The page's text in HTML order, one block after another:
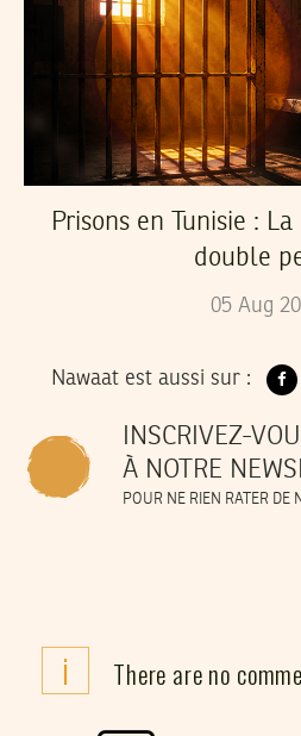
Prisons en Tunisie :
double
05 Aug
Nawaat est aussi sur :
INSCRIVEZ-
À NOTRE
POUR NE RIEN RATER DE
i There are no